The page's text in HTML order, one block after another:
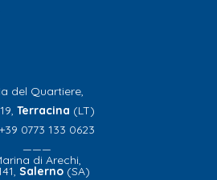
del Quartiere,
Terracina (LT)
0773 133 0623
———
di Arechi,
Salerno(SA)